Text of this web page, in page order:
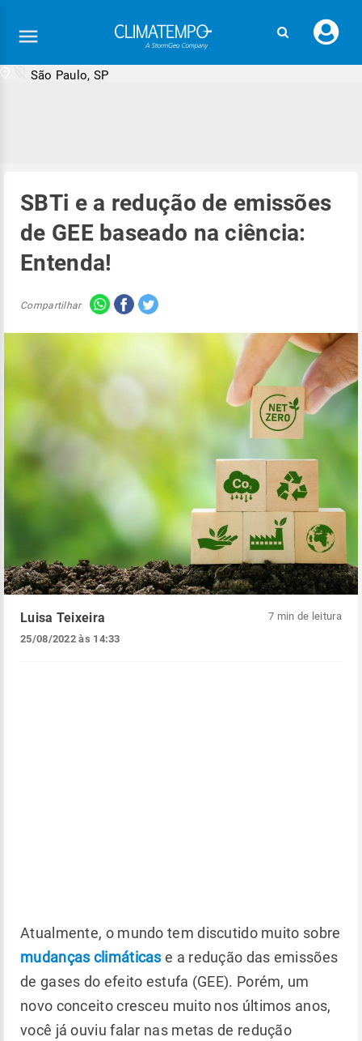
seu
São Paulo, SP
SBTi e a redução de emissões
de GEE baseado na ciência:
Entenda!
Compartilhar
Luisa Teixeira
25/08/2022 às 14:33
7 min de leitura
Atualmente, o mundo tem discutido muito sobre
mudanças climáticase a redução das emissões
de gases do efeito estufa (GEE). Porém, um
novo conceito cresceu muito nos últimos anos,
você já ouviu falar nas metas de redução